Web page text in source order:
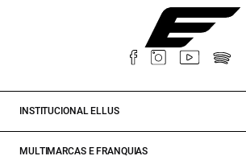
INSTITUCIONAL ELLUS
MULTIMARCAS E FRANQUIAS